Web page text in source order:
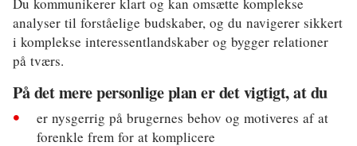
Du kommunikerer klart og kan omsætte komplekse
analyser til forståelige budskaber, og du navigerer sikkert
i komplekse interessentlandskaber og bygger relationer
på tværs.
På det mere personlige plan er det vigtigt, at du
er nysgerrig på brugernes behov og motiveres af at
forenkle frem for at komplicere